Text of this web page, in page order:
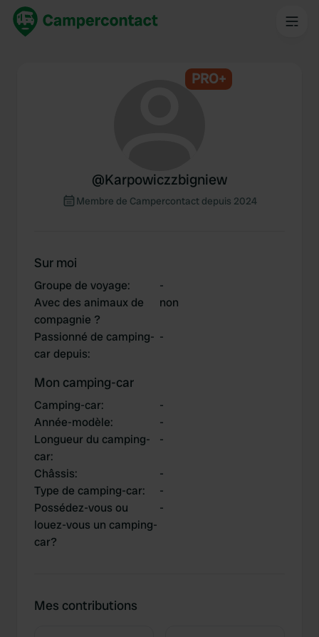
PRO+
@Karpowiczzbigniew
Membre de Campercontact depuis 2024
Sur moi
Groupe de voyage:
-
Avec des animaux de
compagnie ?
non
Passionné de camping-
car depuis:
-
Mon camping-car
Camping-car:
-
Année-modèle:
-
Longueur du camping-
car:
-
Châssis:
-
Type de camping-car:
-
Possédez-vous ou
louez-vous un camping-
car?
-
Mes contributions